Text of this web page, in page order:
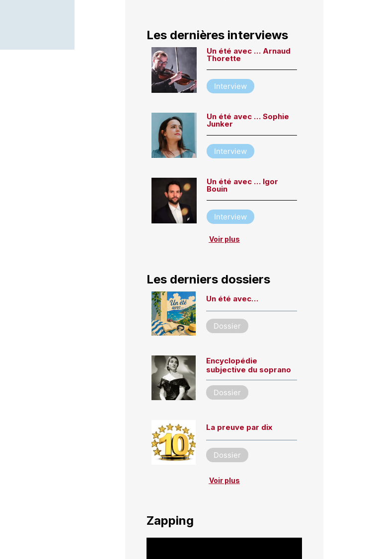
Les dernières interviews
Un été avec … Arnaud
Thorette
Interview
Un été avec … Sophie
Junker
Interview
Un été avec … Igor
Bouin
Interview
Voir plus
Les derniers dossiers
Un été avec…
Dossier
Encyclopédie
subjective du soprano
Dossier
La preuve par dix
Dossier
Voir plus
Zapping